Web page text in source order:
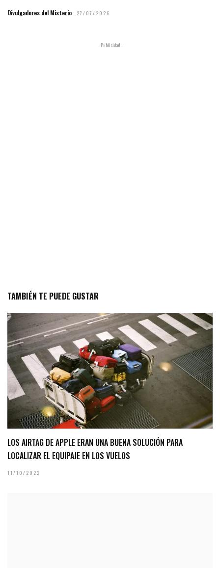
Divulgadores del Misterio 27/07/2026
- Publicidad -
TAMBIÉN TE PUEDE GUSTAR
LOS AIRTAG DE APPLE ERAN UNA BUENA SOLUCIÓN PARA
LOCALIZAR EL EQUIPAJE EN LOS VUELOS
11/10/2022